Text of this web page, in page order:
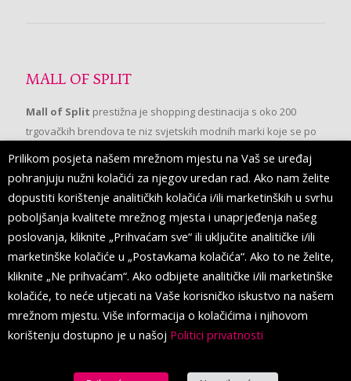
MALL OF SPLIT
Mall of Split prestižna je shopping destinacija s oko 200
trgovačkih brendova te niz svjetskih modnih marki koje se po
prvi put pojavljuju u Splitu.
PRATITE NAS
Prilikom posjeta našem mrežnom mjestu na Vaš se uređaj
pohranjuju nužni kolačići za njegov uredan rad. Ako nam želite
dopustiti korištenje analitičkih kolačića i/ili marketinških u svrhu
poboljšanja kvalitete mrežnog mjesta i unaprjeđenja našeg
poslovanja, kliknite „Prihvaćam sve“ ili uključite analitičke i/ili
marketinške kolačiće u „Postavkama kolačića“. Ako to ne želite,
kliknite „Ne prihvaćam“. Ako odbijete analitičke i/ili marketinške
kolačiće, to neće utjecati na Vaše korisničko iskustvo na našem
mrežnom mjestu. Više informacija o kolačićima i njihovom
korištenju dostupno je u našoj Politici privatnosti